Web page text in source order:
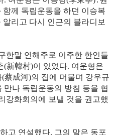
함께 독립운동을 하던 이승복
리고 다시 인근의 블라디보
한말 연해주로 이주한 한인들
(新韓村)이 있었다. 여운형은
(蔡成河)의 집에 머물며 강우규
만나 독립운동의 방침 등을 협
강화회의에 보낼 것을 권고했
고 연설했다. 그의 말은 동포